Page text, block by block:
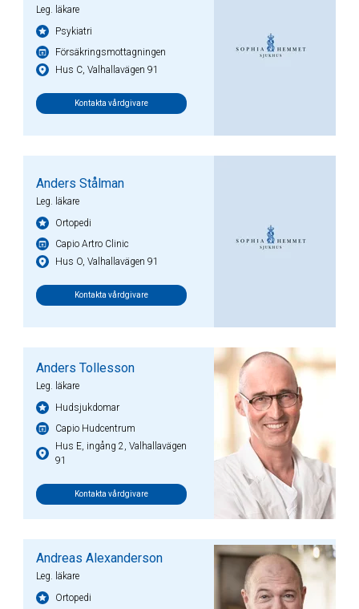
Leg. läkare
Psykiatri
Försäkringsmottagningen
Hus C, Valhallavägen 91
Kontakta vårdgivare
Anders Stålman
Leg. läkare
Ortopedi
Capio Artro Clinic
Hus O, Valhallavägen 91
Kontakta vårdgivare
Anders Tollesson
Leg. läkare
Hudsjukdomar
Capio Hudcentrum
Hus E, ingång 2, Valhallavägen
91
Kontakta vårdgivare
Andreas Alexanderson
Leg. läkare
Ortopedi